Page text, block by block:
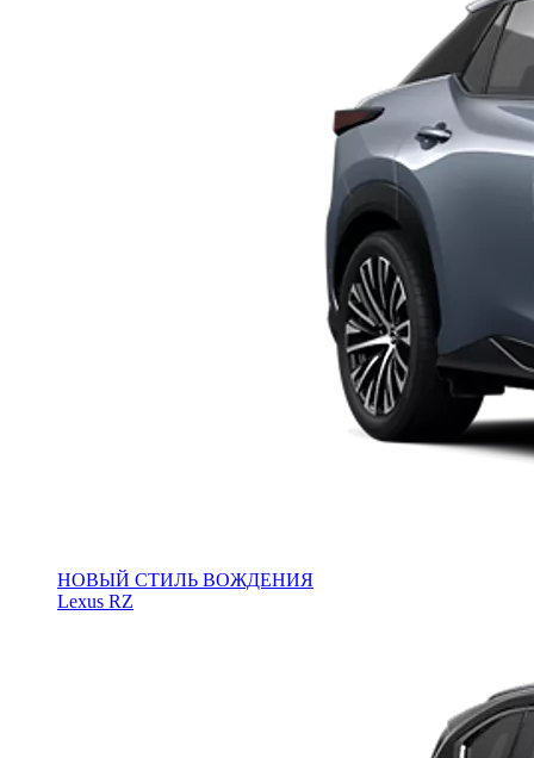
НОВЫЙ СТИЛЬ ВОЖДЕНИЯ
Lexus RZ